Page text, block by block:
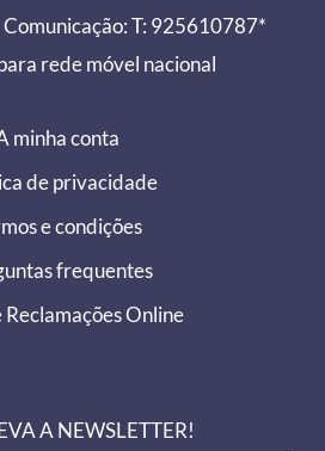
T: 925610787*
rede móvel nacional
minha conta
de privacidade
e condições
frequentes
Reclamações Online
A NEWSLETTER!